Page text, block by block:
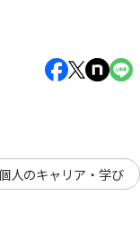
人のキャリア・学び